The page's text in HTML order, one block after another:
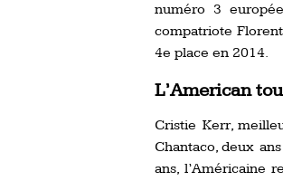
numéro 3
compatriote
4e place en 2014.
L’American
Cristie Kerr,
Chantaco, deux
ans, l’Américaine